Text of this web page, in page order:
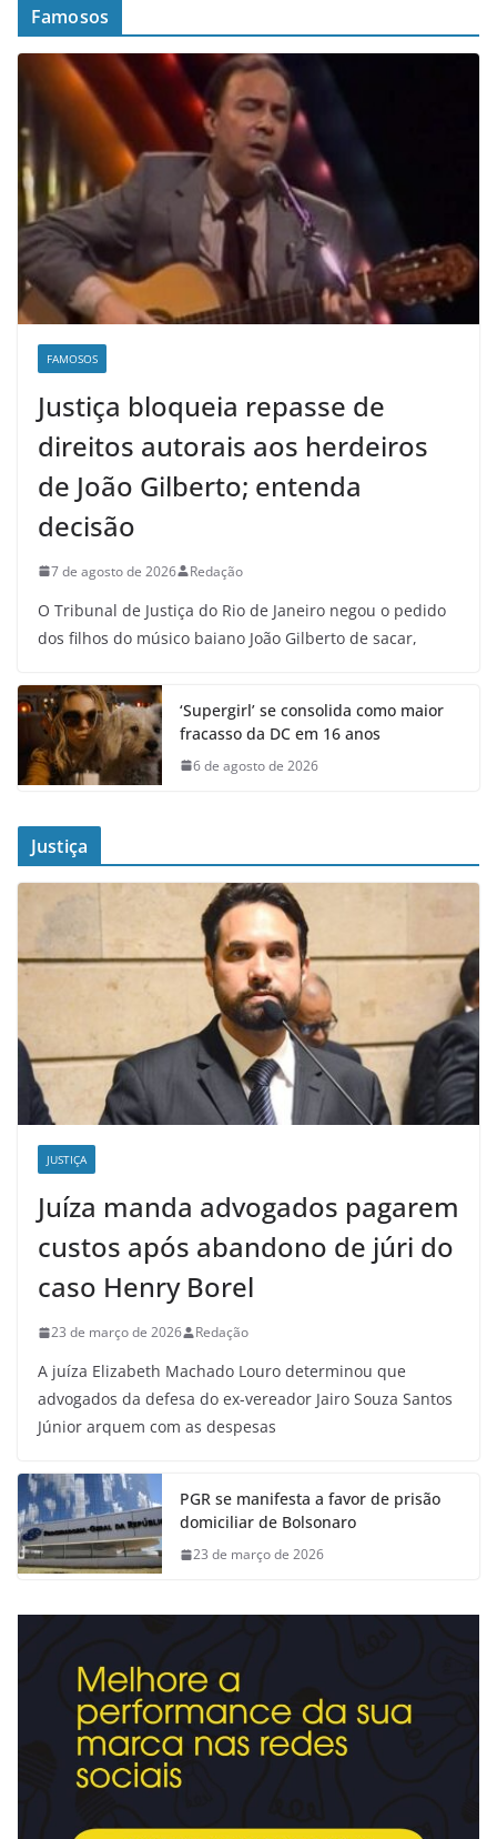
Famosos
FAMOSOS
Justiça bloqueia repasse de
direitos autorais aos herdeiros
de João Gilberto; entenda
decisão
7 de agosto de 2026 Redação
O Tribunal de Justiça do Rio de Janeiro negou o pedido
dos filhos do músico baiano João Gilberto de sacar,
‘Supergirl’ se consolida como maior
fracasso da DC em 16 anos
6 de agosto de 2026
Justiça
JUSTIÇA
Juíza manda advogados pagarem
custos após abandono de júri do
caso Henry Borel
23 de março de 2026 Redação
A juíza Elizabeth Machado Louro determinou que
advogados da defesa do ex-vereador Jairo Souza Santos
Júnior arquem com as despesas
PGR se manifesta a favor de prisão
domiciliar de Bolsonaro
23 de março de 2026